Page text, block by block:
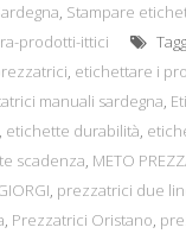
, Stampare
prodotti-ittici
, etichettare i
manuali sardegna,
, etichette durabilità,
scadenza, METO
, prezzatrici due
, Prezzatrici Oristano,